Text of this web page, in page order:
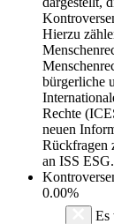
Hierzu
bürgerliche
Rechte
neuen
Rückfragen
an ISS
0.00%
Es